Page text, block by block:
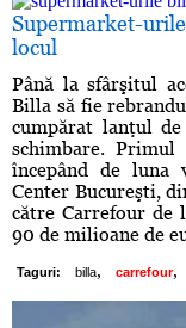
Supermarket-
locul
Până la sfârşitul
Billa să fie
cumpărat lanţul
schimbare. Primul
începând de
Center Bucureşti,
către Carrefour de
90 de milioane de
Taguri: billa, carrefour,